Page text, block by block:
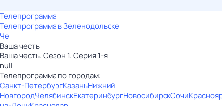
Телепрограмма
Телепрограмма в Зеленодольске
Че
Ваша честь
Ваша честь. Сезон 1. Серия 1-я
null
Телепрограмма по городам:
Санкт-ПетербургКазаньНижний
НовгородЧелябинскЕкатеринбургНовосибирскСочи